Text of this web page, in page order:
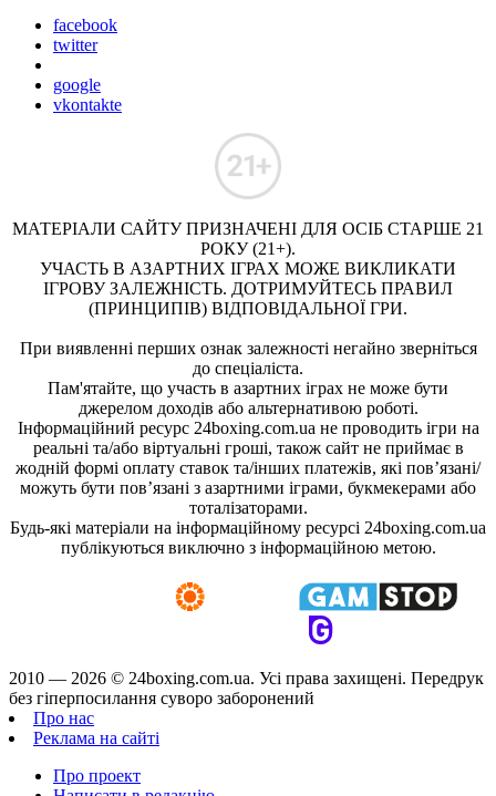
facebook
twitter
google
vkontakte
МАТЕРІАЛИ САЙТУ ПРИЗНАЧЕНІ ДЛЯ ОСІБ СТАРШЕ 21
РОКУ (21+).
УЧАСТЬ В АЗАРТНИХ ІГРАХ МОЖЕ ВИКЛИКАТИ
ІГРОВУ ЗАЛЕЖНІСТЬ. ДОТРИМУЙТЕСЬ ПРАВИЛ
(ПРИНЦИПІВ) ВІДПОВІДАЛЬНОЇ ГРИ.
При виявленні перших ознак залежності негайно зверніться
до спеціаліста.
Пам'ятайте, що участь в азартних іграх не може бути
джерелом доходів або альтернативою роботі.
Інформаційний ресурс 24boxing.com.ua не проводить ігри на
реальні та/або віртуальні гроші, також сайт не приймає в
жодній формі оплату ставок та/інших платежів, які пов’язані/
можуть бути пов’язані з азартними іграми, букмекерами або
тоталізаторами.
Будь-які матеріали на інформаційному ресурсі 24boxing.com.ua
публікуються виключно з інформаційною метою.
2010 — 2026 © 24boxing.com.ua. Усi права захищенi. Передрук
без гіперпосилання суворо заборонений
Про нас
Реклама на сайті
Про проект